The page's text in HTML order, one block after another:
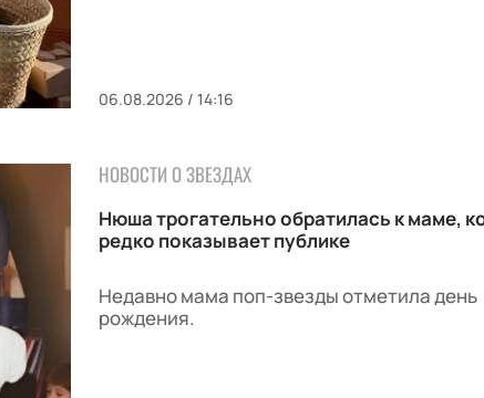
06.08.2026 / 14:16
НОВОСТИ О ЗВЕЗДАХ
Нюша трогательно обратилась к маме,
редко показывает публике
Недавно мама поп-звезды отметила день
рождения.